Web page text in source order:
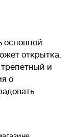
основной
открытка.
и
о